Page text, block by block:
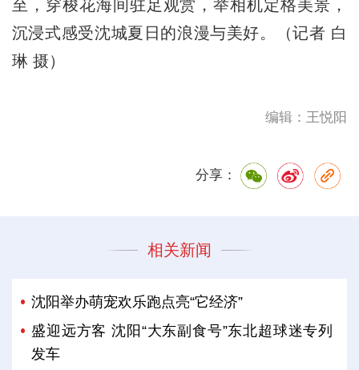
至，穿梭花海间驻足观赏，举相机定格美景，
沉浸式感受沈城夏日的浪漫与美好。（记者 白
琳 摄）
编辑：王悦阳
分享：
相关新闻
沈阳举办萌宠欢乐跑点亮“它经济”
盛迎远方客 沈阳“大东副食号”东北超球迷专列
发车